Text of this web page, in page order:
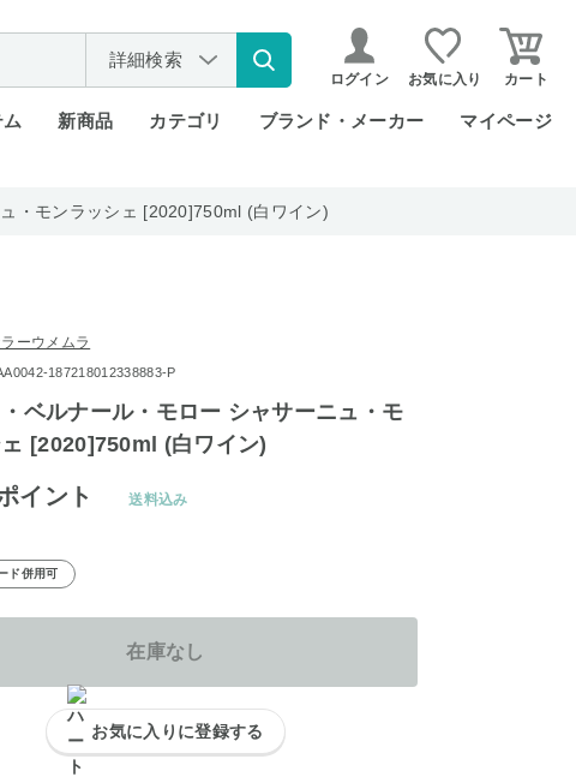
詳細検索
ログイン お気に入り カート
新商品 カテゴリ ブランド・メーカー マイページ
・モンラッシェ [2020]750ml (白ワイン)
ーウメムラ
187218012338883-P
・ベルナール・モロー シャサーニュ・モ
[2020]750ml (白ワイン)
イント 送料込み
ド併用可
在庫なし
お気に入りに登録する